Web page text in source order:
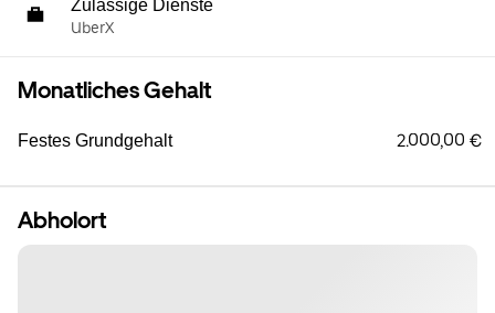
Zulässige Dienste
UberX
Monatliches Gehalt
Festes Grundgehalt 2.000,00 €
Abholort